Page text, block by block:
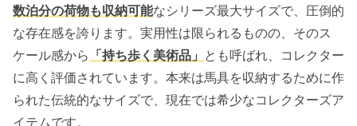
数泊分の荷物も収納可能なシリーズ最大サイズで、圧倒的
な存在感を誇ります。実用性は限られるものの、そのス
ケール感から
「持ち歩く美術品」
とも呼ばれ、コレクター
に高く評価されています。本来は馬具を収納するために作
られた伝統的なサイズで、現在では希少なコレクターズア
イテムです。